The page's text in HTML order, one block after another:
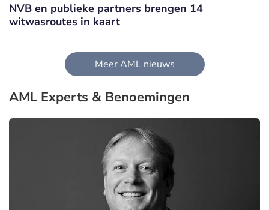
NVB en publieke partners brengen 14
witwasroutes in kaart
Meer AML nieuws
AML Experts & Benoemingen